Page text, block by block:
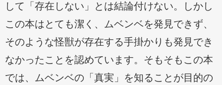
して「存在しない」とは結論付けない。しかし
この本はとても潔く、ムベンベを発見できず、
そのような怪獣が存在する手掛かりも発見でき
なかったことを認めています。そもそもこの本
では、ムベンベの「真実」を知ることが目的の